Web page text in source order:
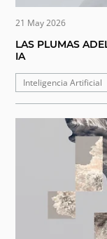
21 May 2026
LAS PLUMAS
IA
Inteligencia Artificial